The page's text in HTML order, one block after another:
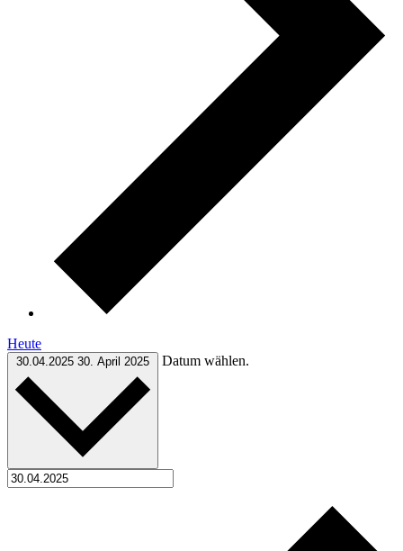
Heute
30.04.2025 30. April 2025 Datum wählen.